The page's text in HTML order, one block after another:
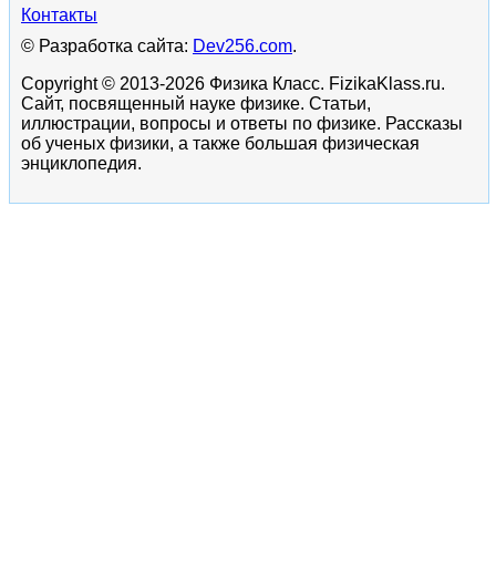
Контакты
© Разработка сайта: Dev256.com.
Copyright © 2013-2026 Физика Класс. FizikaKlass.ru.
Сайт, посвященный науке физике. Статьи,
иллюстрации, вопросы и ответы по физике. Рассказы
об ученых физики, а также большая физическая
энциклопедия.